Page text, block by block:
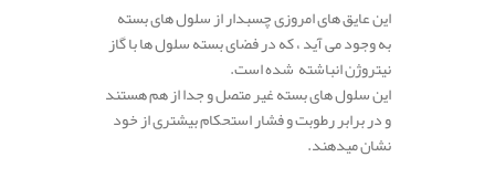
این عایق های امروزی چسبدار از سلول های بسته
به وجود می آید ، که در فضای بسته سلول ها با گاز
نیتروژن انباشته شده است.
این سلول های بسته غیر متصل و جدا از هم هستند
و در برابر رطوبت و فشار استحکام بیشتری از خود
نشان میدهند.